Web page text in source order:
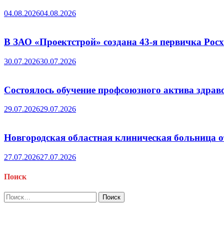
04.08.202604.08.2026
В ЗАО «Проектстрой» создана 43-я первичка
30.07.202630.07.2026
Состоялось обучение профсоюзного актива
29.07.202629.07.2026
Новгородская областная клиническая больница
27.07.202627.07.2026
Поиск
Найти: